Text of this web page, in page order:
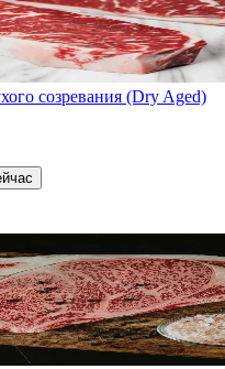
созревания (Dry Aged)